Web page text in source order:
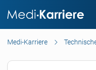
Medi-Karriere